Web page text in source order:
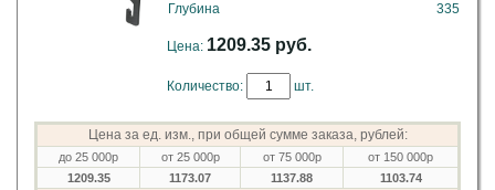
Глубина
335
Цена: 1209.35 руб.
Количество: шт.
Цена за ед. изм., при общей сумме заказа, рублей:
до 25 000р от 25 000р от 75 000р
от 150 000р
1209.35
1173.07 1137.88 1103.74